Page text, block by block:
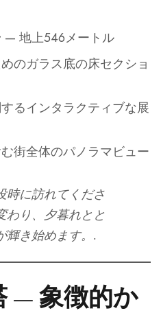
— 地上546メートル
のガラス底の床セクショ
るインタラクティブな展
街全体のパノラマビュー
時に訪れてくださ
わり、夕暮れとと
輝き始めます。.
— 象徴的か